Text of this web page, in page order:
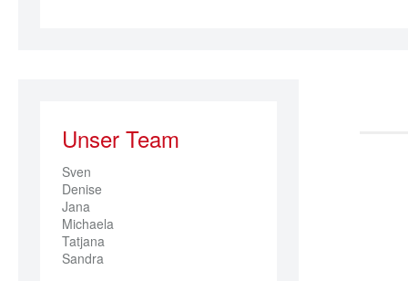
Unser Team
Sven
Denise
Jana
Michaela
Tatjana
Sandra